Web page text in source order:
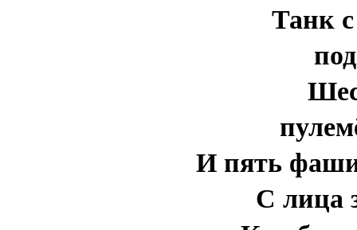
Танк
И пять
С лица